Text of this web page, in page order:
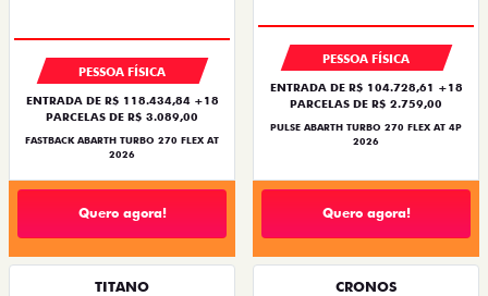
PESSOA FÍSICA
ENTRADA DE R$ 118.434,84 +18
PARCELAS DE R$ 3.089,00
FASTBACK ABARTH TURBO 270 FLEX AT
2026
Quero agora!
PESSOA FÍSICA
ENTRADA DE R$ 104.728,61 +18
PARCELAS DE R$ 2.759,00
PULSE ABARTH TURBO 270 FLEX AT 4P
2026
Quero agora!
TITANO CRONOS